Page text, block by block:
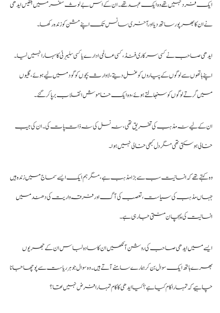
فرد نہیں تھے وہ ایک عہد تھے۔ ان کے اس بے لوث سفر میں بلقیس ایدھی
ان کا بھرپور ساتھ دیا اورآخری سانس تک اپنے مشن کو زندہ رکھا۔
صاحب نے کسی سرکاری فنڈ ،کسی عالمی ادارے یا کسی سلیبرٹی کا سہارا نہیں لیا۔
ہاتھوں سے لوگوں کے پیاروں کو غسل دیتے، لاوارث بچوں کو گود میں لیے ہوئے،گلیوں
گرتے لوگوں کو سنبھالتے ہوئے، وہ ایک خاموش انقلاب برپا کرگئے۔
کے لیے نہ مذہب کی تفریق تھی، نہ نسل کی نہ ذات پات کی۔ ان کی جیب
ہوسکتی تھی مگر دل کبھی خالی نہیں ہوا۔
کہتے تھے کہ انسانیت سب سے بڑا مذہب ہے، مگر ہم ایک ایسے سماج میں زندہ ہیں
مذہب کی سیاست، تعصب کی آگ اور فرقہ واریت کی دھند میں
کی پہچان مٹتی جا رہی ہے۔
میں ایدھی صاحب کی روشن آنکھیں ان کا سادہ لباس ان کے جھریوں
ہاتھ ایک سوال بن کر ہمارے سامنے آتے ہیں۔ وہ سوال جو ہر ریاست سے پوچھا جانا
کہ تمہارا کام کیا ہے؟ کیا ایدھی کا کام تمہارا فرض نہیں تھا؟